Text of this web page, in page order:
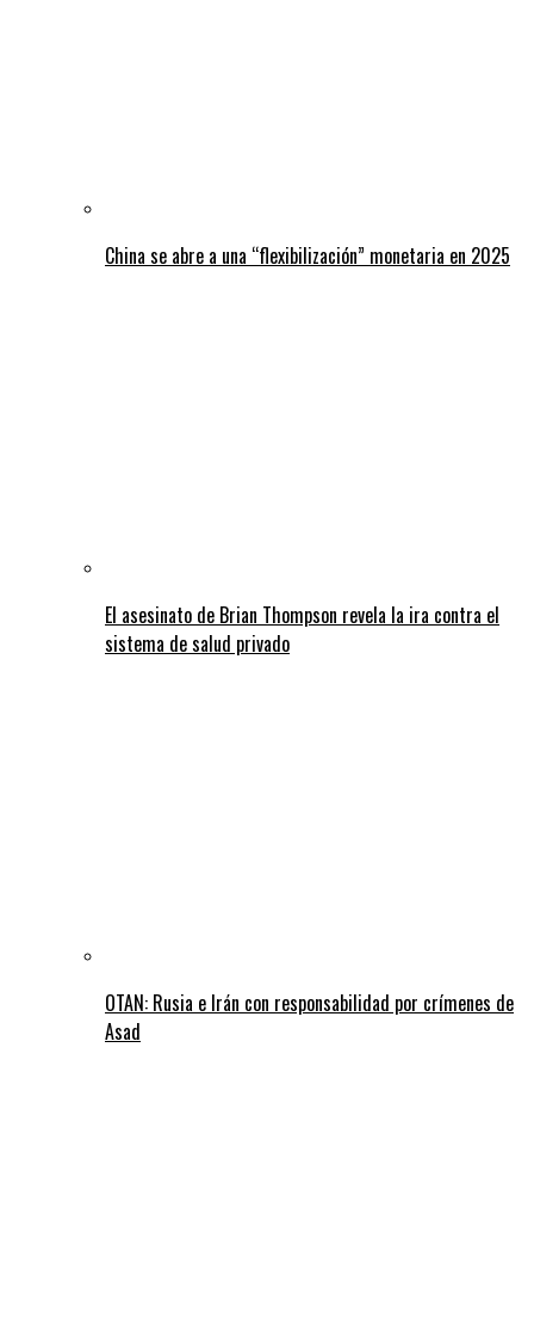
China se abre a una “flexibilización” monetaria en 2025
El asesinato de Brian Thompson revela la ira contra el
sistema de salud privado
OTAN: Rusia e Irán con responsabilidad por crímenes de
Asad